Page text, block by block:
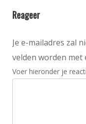
Reageer
Je e-mailadres zal
velden worden met
Voer hieronder je